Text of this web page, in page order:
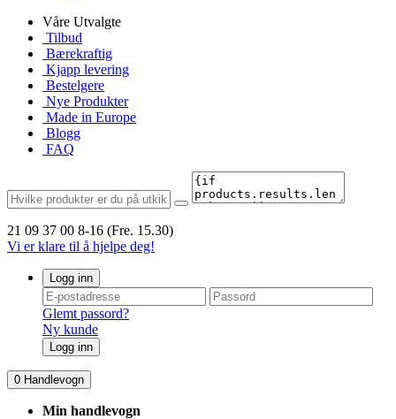
Våre Utvalgte
Tilbud
Bærekraftig
Kjapp levering
Bestelgere
Nye Produkter
Made in Europe
Blogg
FAQ
21 09 37 00 8-16 (Fre. 15.30)
Vi er klare til å hjelpe deg!
Logg inn
Glemt passord?
Ny kunde
Logg inn
0 Handlevogn
Min handlevogn